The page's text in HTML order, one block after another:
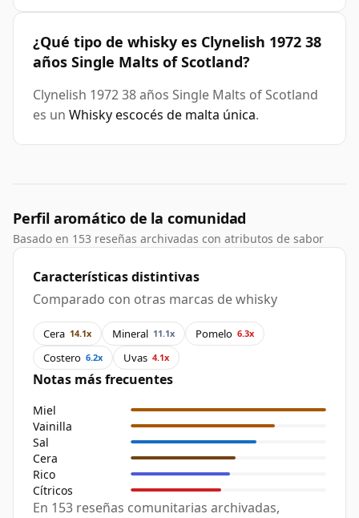
¿Qué tipo de whisky es Clynelish 1972 38
años Single Malts of Scotland?
Clynelish 1972 38 años Single Malts of Scotland
es un Whisky escocés de malta única.
Perfil aromático de la comunidad
Basado en 153 reseñas archivadas con atributos de sabor
Características distintivas
Comparado con otras marcas de whisky
Cera 14.1x Mineral 11.1x Pomelo 6.3x
Costero 6.2x Uvas 4.1x
Notas más frecuentes
Miel
Vainilla
Sal
Cera
Rico
Cítricos
En 153 reseñas comunitarias archivadas,